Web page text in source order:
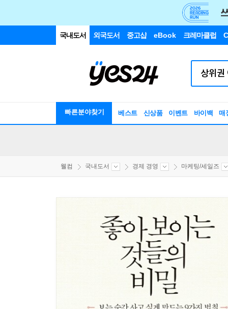
국내도서 외국도서 중고샵 eBook 크레마클럽
빠른분야찾기 베스트 신상품 이벤트 바이백 매
웰컴 국내도서 경제 경영 마케팅/세일즈